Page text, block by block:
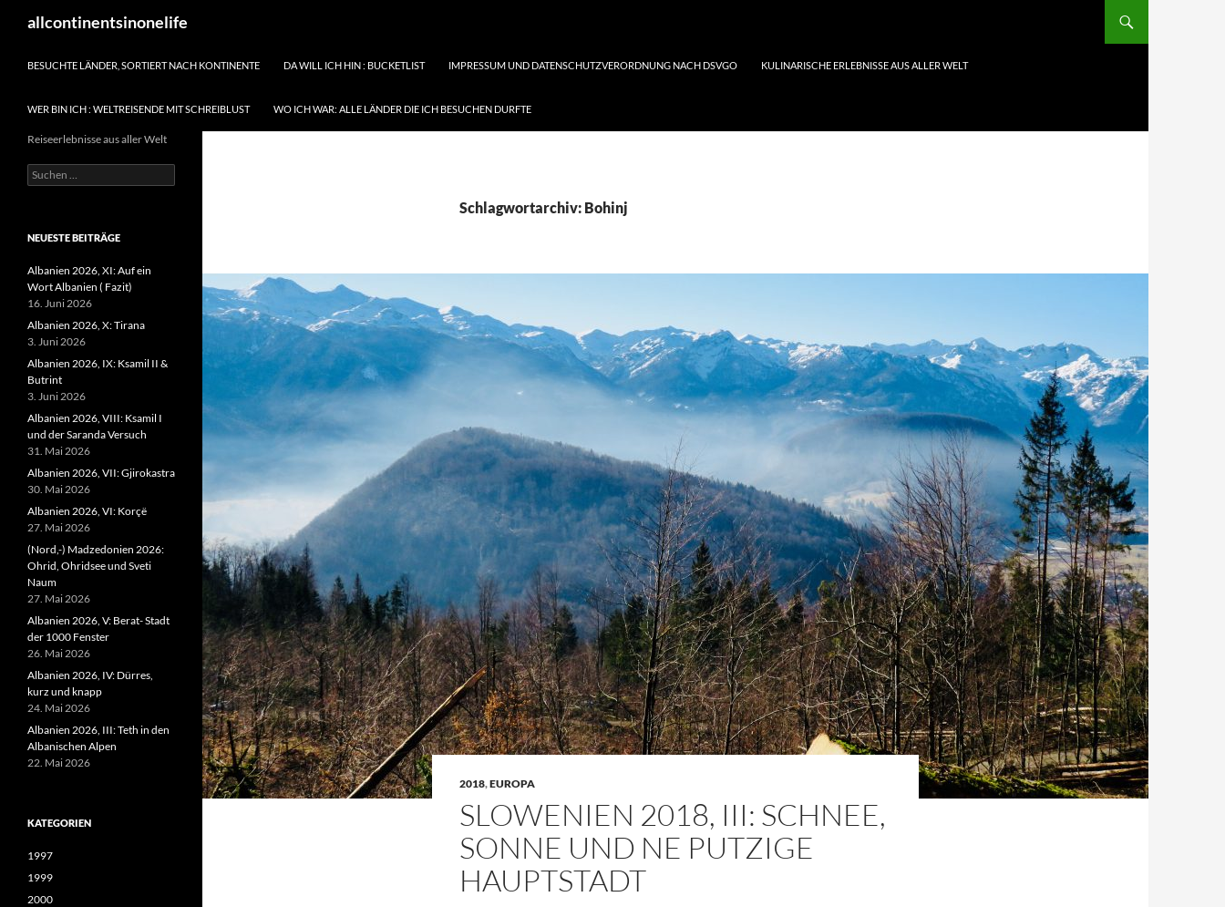
Inhaltallcontinentsinonelife
BESUCHTE LÄNDER, SORTIERT NACH KONTINENTE DA WILL ICH HIN : BUCKETLIST IMPRESSUM UND DATENSCHUTZVERORDNUNG NACH DSVGO KULINARISCHE ERLEBNISSE AUS ALLER WELT
WER BIN ICH : WELTREISENDE MIT SCHREIBLUST WO ICH WAR: ALLE LÄNDER DIE ICH BESUCHEN DURFTE
Schlagwortarchiv: Bohinj
2018,EUROPA
SLOWENIEN 2018, III: SCHNEE,
SONNE UND NE PUTZIGE
HAUPTSTADT
Reiseerlebnisse aus aller Welt
Suchen
nach:
NEUESTE BEITRÄGE
Albanien 2026, XI: Auf ein
Wort Albanien ( Fazit)
16. Juni 2026
Albanien 2026, X: Tirana
3. Juni 2026
Albanien 2026, IX: Ksamil II &
Butrint
3. Juni 2026
Albanien 2026, VIII: Ksamil I
und der Saranda Versuch
31. Mai 2026
Albanien 2026, VII: Gjirokastra
30. Mai 2026
Albanien 2026, VI: Korçë
27. Mai 2026
(Nord,-) Madzedonien 2026:
Ohrid, Ohridsee und Sveti
Naum
27. Mai 2026
Albanien 2026, V: Berat- Stadt
der 1000 Fenster
26. Mai 2026
Albanien 2026, IV: Dürres,
kurz und knapp
24. Mai 2026
Albanien 2026, III: Teth in den
Albanischen Alpen
22. Mai 2026
KATEGORIEN
1997
1999
2000